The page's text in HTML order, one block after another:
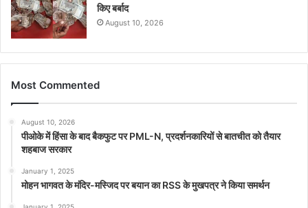
किए बर्बाद
August 10, 2026
Most Commented
August 10, 2026
पीओके में हिंसा के बाद बैकफुट पर PML-N, प्रदर्शनकारियों से बातचीत को तैयार
शहबाज सरकार
January 1, 2025
मोहन भागवत के मंदिर-मस्जिद पर बयान का RSS के मुखपत्र ने किया समर्थन